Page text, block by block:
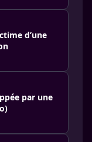
d’une
par une